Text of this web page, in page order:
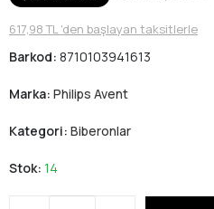
617,98 TL 'den başlayan taksitlerle
Barkod: 8710103941613
Marka: Philips Avent
Kategori: Biberonlar
Stok: 14